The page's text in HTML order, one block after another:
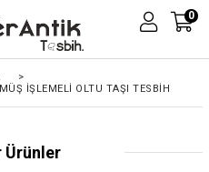
0
>
İŞLEMELI OLTU TAŞI TESBIH
Ürünler